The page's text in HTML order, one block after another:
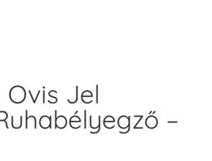
Ovis Jel
–